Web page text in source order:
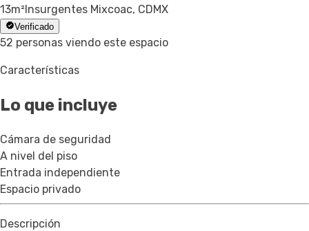
13m²Insurgentes Mixcoac, CDMX
Verificado
52 personas viendo este espacio
Características
Lo que incluye
Cámara de seguridad
A nivel del piso
Entrada independiente
Espacio privado
Descripción